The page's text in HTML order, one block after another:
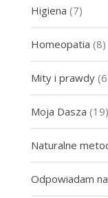
Higiena (7)
Homeopatia (8)
Mity i prawdy
Moja Dasza (19)
Naturalne
Odpowiadam